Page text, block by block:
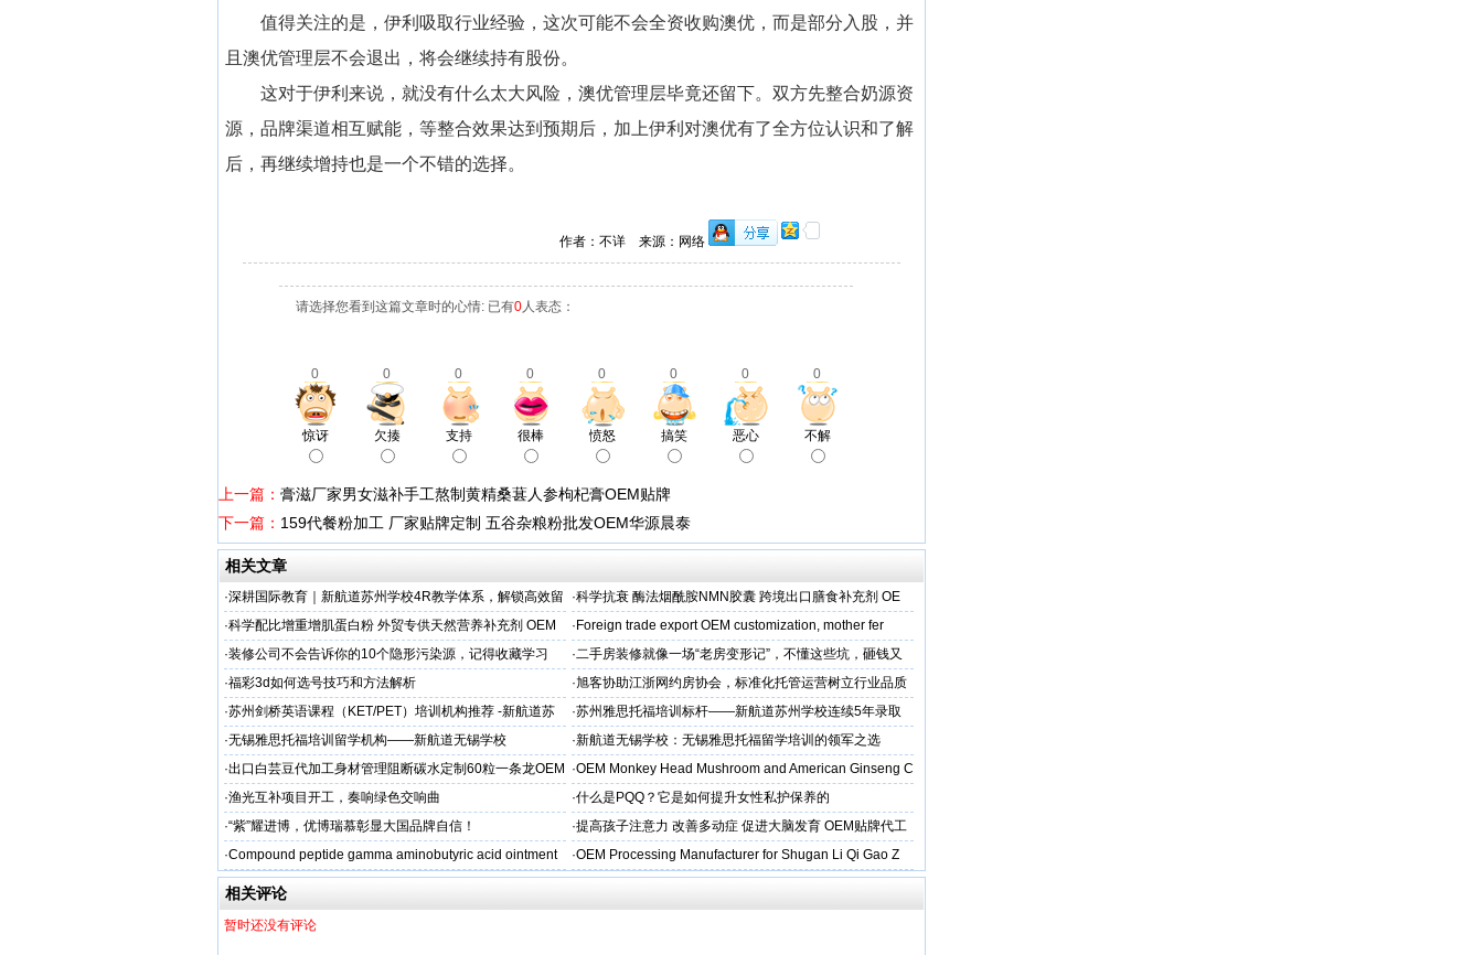
值得关注的是，伊利吸取行业经验，这次可能不会全资收购澳优，而是部分入股，并
且澳优管理层不会退出，将会继续持有股份。
这对于伊利来说，就没有什么太大风险，澳优管理层毕竟还留下。双方先整合奶源资
源，品牌渠道相互赋能，等整合效果达到预期后，加上伊利对澳优有了全方位认识和了解
后，再继续增持也是一个不错的选择。
作者：不详 来源：网络
请选择您看到这篇文章时的心情: 已有0人表态：
0 0 0 0 0 0 0 0
惊讶 欠揍 支持 很棒 愤怒 搞笑 恶心 不解
上一篇： ​膏滋厂家男女滋补手工熬制黄精桑葚人参枸杞膏OEM贴牌
下一篇： 159代餐粉加工 厂家贴牌定制 五谷杂粮粉批发OEM华源晨泰
相关文章
·深耕国际教育｜新航道苏州学校4R教学体系，解锁高效留
学备考之路
·科学抗衰 酶法烟酰胺NMN胶囊 跨境出口膳食补充剂 OE
M/ODM定制
·科学配比增重增肌蛋白粉 外贸专供天然营养补充剂 OEM
源头定制
· Foreign trade export OEM customization, mother fer
·装修公司不会告诉你的10个隐形污染源，记得收藏学习 ·二手房装修就像一场“老房变形记”，不懂这些坑，砸钱又
糟心！看完这篇再开工
·福彩3d如何选号技巧和方法解析 ·旭客协助江浙网约房协会，标准化托管运营树立行业品质
标杆
·苏州剑桥英语课程（KET/PET）培训机构推荐 -新航道苏
州学校
·苏州雅思托福培训标杆——新航道苏州学校连续5年录取
率领先
·无锡雅思托福培训留学机构——新航道无锡学校 ·新航道无锡学校：无锡雅思托福留学培训的领军之选
·出口白芸豆代加工身材管理阻断碳水定制60粒一条龙OEM
贴牌
·OEM Monkey Head Mushroom and American Ginseng C
aps
·渔光互补项目开工，奏响绿色交响曲 ·什么是PQQ？它是如何提升女性私护保养的
·“紫”耀进博，优博瑞慕彰显大国品牌自信！ ·提高孩子注意力 改善多动症 促进大脑发育 OEM贴牌代工
·Compound peptide gamma aminobutyric acid ointment ·OEM Processing Manufacturer for Shugan Li Qi Gao Z
相关评论
暂时还没有评论